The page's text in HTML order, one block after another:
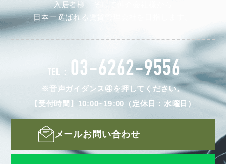
入居者様、そして仲介会社様から
日本一選ばれる賃貸管理会社を目指します。
TEL： 03-6262-9556
※音声ガイダンス④を押してください。
【受付時間】10:00~19:00（定休日：水曜日）
メールお問い合わせ